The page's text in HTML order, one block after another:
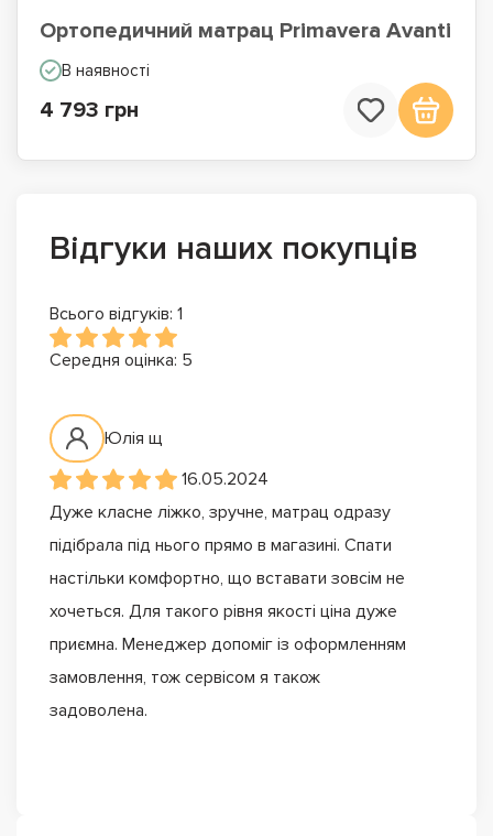
Ортопедичний матрац Primavera Avanti
В наявності
4 793 грн
Відгуки наших покупців
Всього відгуків: 1
Середня оцінка: 5
Юлія щ
16.05.2024
Дуже класне ліжко, зручне, матрац одразу
підібрала під нього прямо в магазині. Спати
настільки комфортно, що вставати зовсім не
хочеться. Для такого рівня якості ціна дуже
приємна. Менеджер допоміг із оформленням
замовлення, тож сервісом я також
задоволена.